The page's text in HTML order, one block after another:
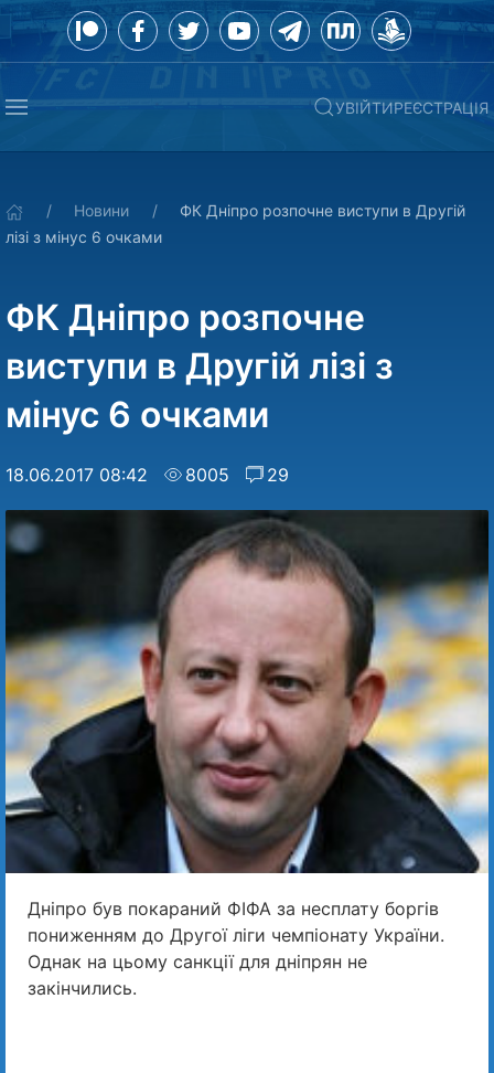
УВІЙТИРЕЄСТРАЦІЯ
Новини
ФК Дніпро розпочне виступи в Другій
лізі з мінус 6 очками
ФК Дніпро розпочне
виступи в Другій лізі з
мінус 6 очками
18.06.2017 08:42 8005 29
Дніпро був покараний ФІФА за несплату боргів
пониженням до Другої ліги чемпіонату України.
Однак на цьому санкції для дніпрян не
закінчились.